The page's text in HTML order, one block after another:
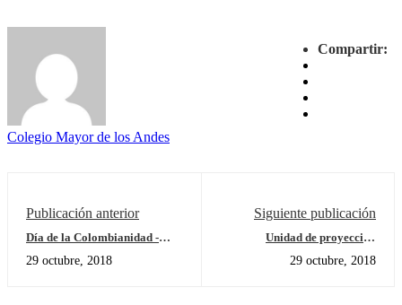
Compartir:
Colegio Mayor de los Andes
Publicación anterior
Día de la Colombianidad -
29 octubre, 2018
Siguiente publicación
Unidad de proyección
29 octubre, 2018